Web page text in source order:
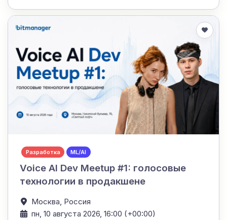
Разработка ML/AI
Voice AI Dev Meetup #1: голосовые
технологии в продакшене
Москва, Россия
пн, 10 августа 2026, 16:00 (+00:00)